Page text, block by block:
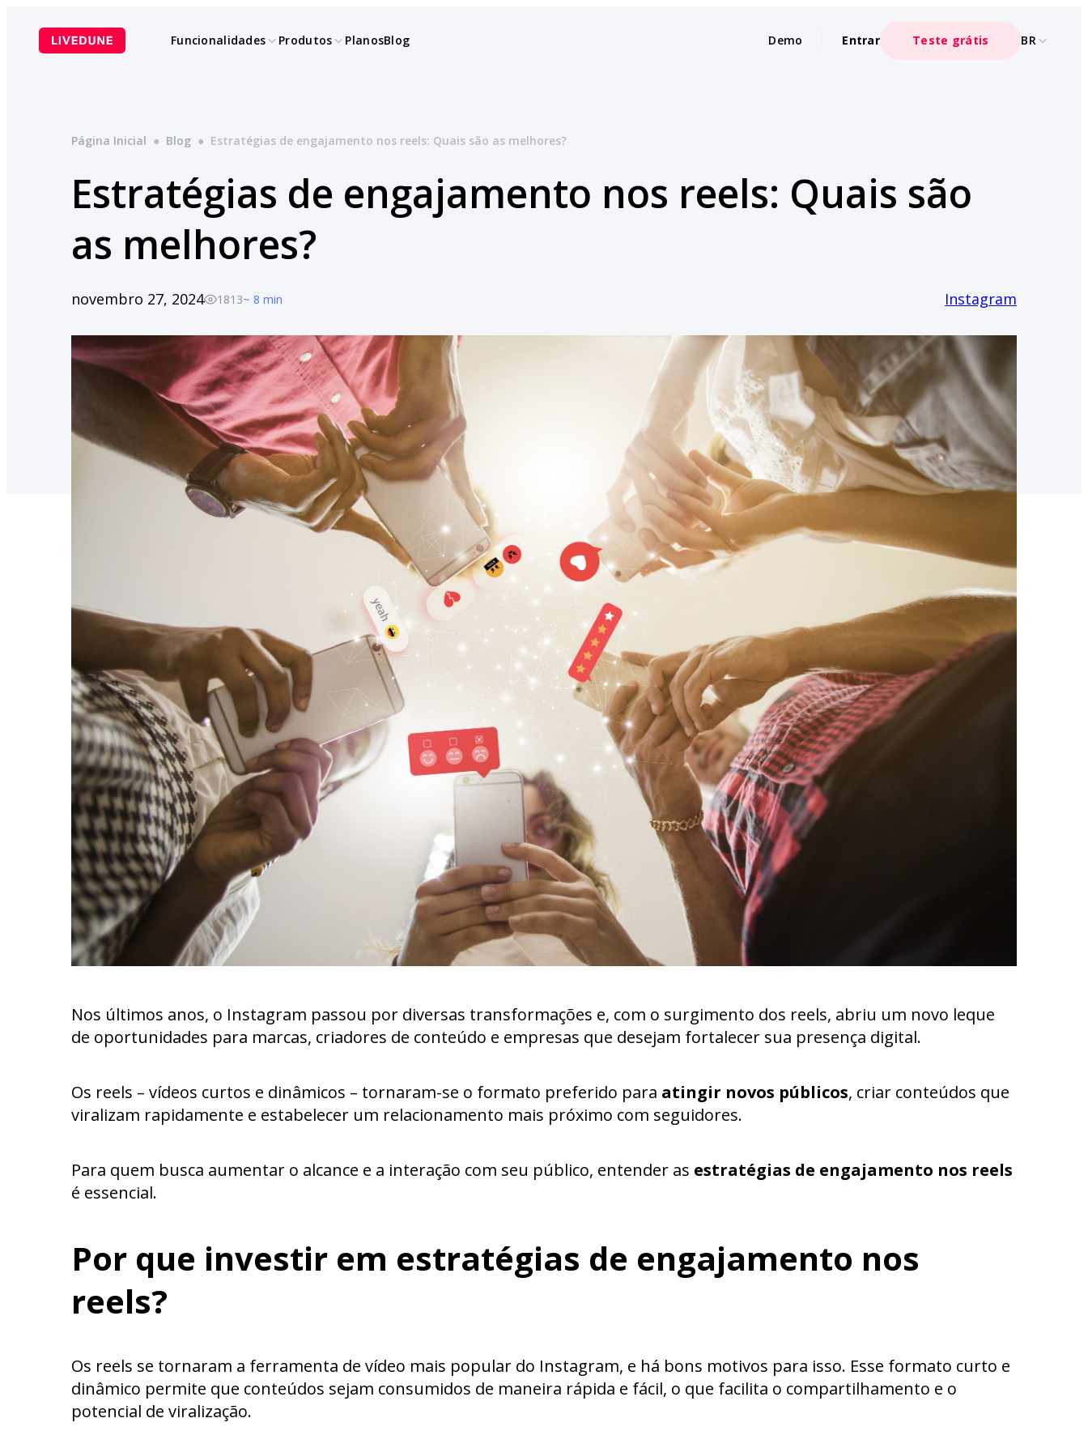
Funcionalidades Produtos PlanosBlog Demo Entrar Teste grátis BR
Página Inicial ● Blog ● Estratégias de engajamento nos reels: Quais são as melhores?
Estratégias de engajamento nos reels: Quais são
as melhores?
novembro 27, 2024 1813~ 8 min Instagram
Nos últimos anos, o Instagram passou por diversas transformações e, com o surgimento dos reels, abriu um novo leque
de oportunidades para marcas, criadores de conteúdo e empresas que desejam fortalecer sua presença digital.
Os reels – vídeos curtos e dinâmicos – tornaram-se o formato preferido para atingir novos públicos, criar conteúdos que
viralizam rapidamente e estabelecer um relacionamento mais próximo com seguidores.
Para quem busca aumentar o alcance e a interação com seu público, entender as estratégias de engajamento nos reels
é essencial.
Por que investir em estratégias de engajamento nos
reels?
Os reels se tornaram a ferramenta de vídeo mais popular do Instagram, e há bons motivos para isso. Esse formato curto e
dinâmico permite que conteúdos sejam consumidos de maneira rápida e fácil, o que facilita o compartilhamento e o
potencial de viralização.